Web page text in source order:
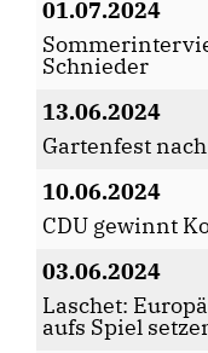
01.07.2024
Schnieder
13.06.2024
Gartenfest
10.06.2024
CDU gewinnt
03.06.2024
Laschet:
aufs Spiel